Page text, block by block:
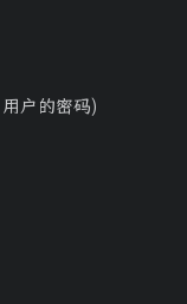
户的密码)